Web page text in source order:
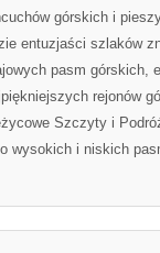
górskich i
entuzjaści szlaków
pasm górskich,
rejonów
Szczyty i
wysokich i niskich